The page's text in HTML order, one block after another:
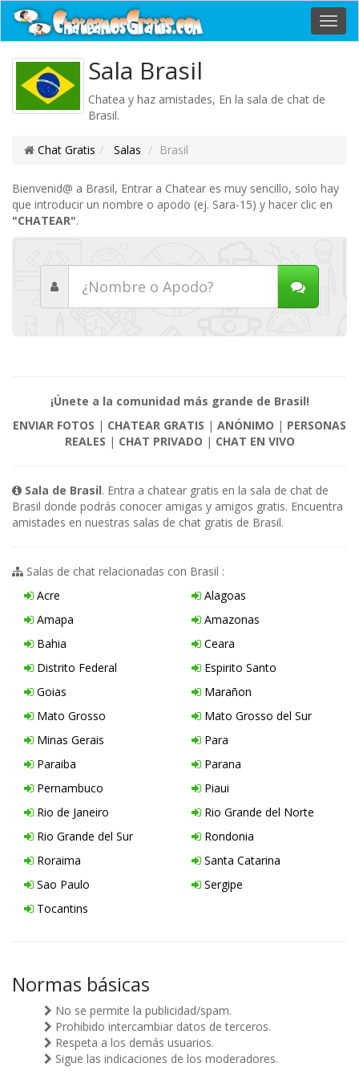
Sala Brasil
Chatea y haz amistades, En la sala de chat de
Brasil.
Chat Gratis Salas Brasil
Bienvenid@ a Brasil, Entrar a Chatear es muy sencillo, solo hay
que introducir un nombre o apodo (ej. Sara-15) y hacer clic en
"CHATEAR".
¡Únete a la comunidad más grande de Brasil!
ENVIAR FOTOS | CHATEAR GRATIS | ANÓNIMO | PERSONAS
REALES | CHAT PRIVADO | CHAT EN VIVO
Sala de Brasil. Entra a chatear gratis en la sala de chat de
Brasil donde podrás conocer amigas y amigos gratis. Encuentra
amistades en nuestras salas de chat gratis de Brasil.
Salas de chat relacionadas con Brasil :
Acre
Alagoas
Amapa
Amazonas
Bahia
Ceara
Distrito Federal
Espirito Santo
Goias
Marañon
Mato Grosso
Mato Grosso del Sur
Minas Gerais
Para
Paraiba
Parana
Pernambuco
Piaui
Rio de Janeiro
Rio Grande del Norte
Rio Grande del Sur
Rondonia
Roraima
Santa Catarina
Sao Paulo
Sergipe
Tocantins
Normas básicas
No se permite la publicidad/spam.
Prohibido intercambiar datos de terceros.
Respeta a los demás usuarios.
Sigue las indicaciones de los moderadores.